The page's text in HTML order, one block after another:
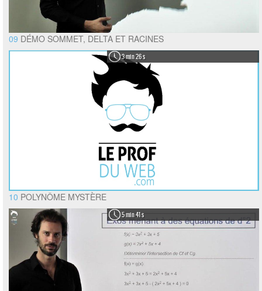
09 DÉMO SOMMET, DELTA ET RACINES
3 min 26 s
10 POLYNÔME MYSTÈRE
5 min 41 s